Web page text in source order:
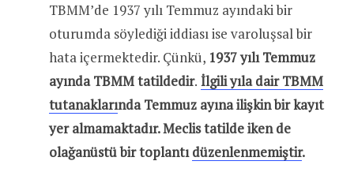
TBMM’de 1937 yılı Temmuz ayındaki bir
oturumda söylediği iddiası ise varoluşsal bir
hata içermektedir. Çünkü, 1937 yılı Temmuz
ayında TBMM tatildedir. İlgili yıla dair TBMM
tutanaklarında Temmuz ayına ilişkin bir kayıt
yer almamaktadır. Meclis tatilde iken de
olağanüstü bir toplantıdüzenlenmemiştir.